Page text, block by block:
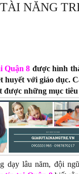
NĂNG
Quận 8 được hình
huyết với giáo dục.
được những mục
dạy lâu năm, đội ngũ